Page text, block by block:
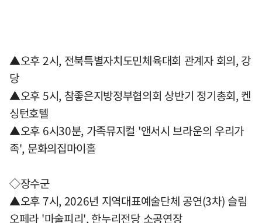
▲오후 2시, 전북특별자치도민체육대회 관계자 회의, 강
당
▲오후 5시, 참좋은지방정부협의회 상반기 정기총회, 켄
싱턴호텔
▲오후 6시30분, 가족뮤지컬 '앤서시 브라운의 우리가
족', 문화의집마이홀
◇장수군
▲오후 7시, 2026년 지역대표예술단체 공연(3차) 슬림
오페라 '마술피리', 한누리전당 소공연장